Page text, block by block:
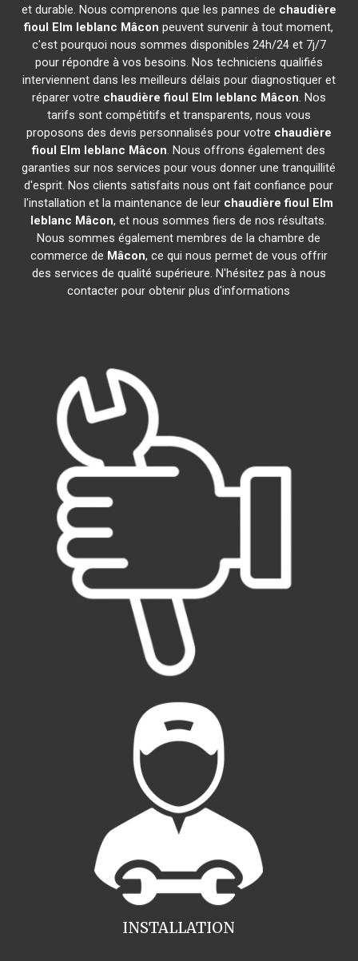
et durable. Nous comprenons que les pannes de chaudière
fioul Elm leblanc Mâcon peuvent survenir à tout moment,
c'est pourquoi nous sommes disponibles 24h/24 et 7j/7
pour répondre à vos besoins. Nos techniciens qualifiés
interviennent dans les meilleurs délais pour diagnostiquer et
réparer votre chaudière fioul Elm leblanc Mâcon. Nos
tarifs sont compétitifs et transparents, nous vous
proposons des devis personnalisés pour votre chaudière
fioul Elm leblanc Mâcon. Nous offrons également des
garanties sur nos services pour vous donner une tranquillité
d'esprit. Nos clients satisfaits nous ont fait confiance pour
l'installation et la maintenance de leur chaudière fioul Elm
leblanc Mâcon, et nous sommes fiers de nos résultats.
Nous sommes également membres de la chambre de
commerce de Mâcon, ce qui nous permet de vous offrir
des services de qualité supérieure. N'hésitez pas à nous
contacter pour obtenir plus d'informations
INSTALLATION